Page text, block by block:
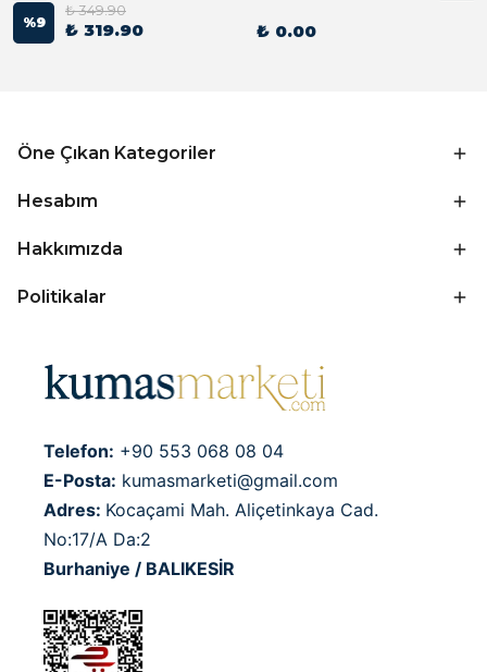
%9
₺ 349.90
₺ 319.90 ₺ 0.00
Öne Çıkan Kategoriler
Hesabım
Hakkımızda
Politikalar
Telefon: +90 553 068 08 04
E-Posta: kumasmarketi@gmail.com
Adres: Kocaçami Mah. Aliçetinkaya Cad.
No:17/A Da:2
Burhaniye / BALIKESİR